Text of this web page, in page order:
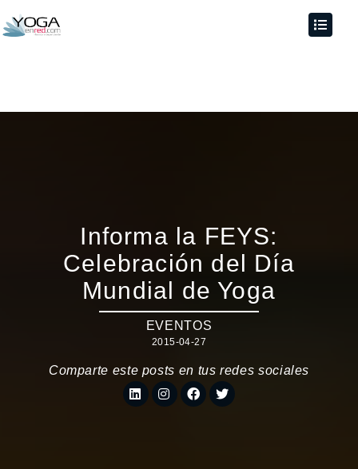
Informa la FEYS:
Celebración del Día
Mundial de Yoga
EVENTOS
2015-04-27
Comparte este posts en tus redes sociales